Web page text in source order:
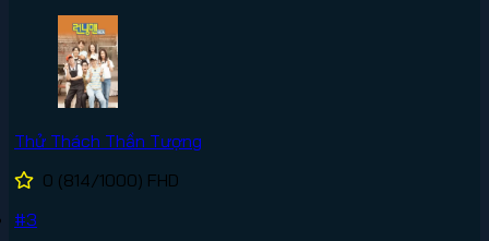
Thử Thách Thần Tượng
0 (814/1000) FHD
#3